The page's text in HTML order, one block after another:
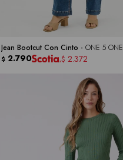
Jean Bootcut Con Cinto - ONE 5 ONE
$ 2.790 $ 2.372